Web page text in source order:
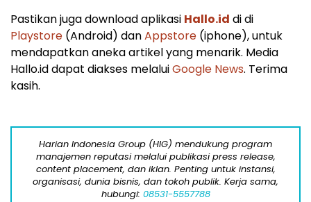
Pastikan juga download aplikasi Hallo.id di di
Playstore (Android) danAppstore (iphone), untuk
mendapatkan aneka artikel yang menarik. Media
Hallo.id dapat diakses melaluiGoogle News. Terima
kasih.
Harian Indonesia Group (HIG) mendukung program
manajemen reputasi melalui publikasi press release,
content placement, dan iklan. Penting untuk instansi,
organisasi, dunia bisnis, dan tokoh publik. Kerja sama,
hubungi: 08531-5557788